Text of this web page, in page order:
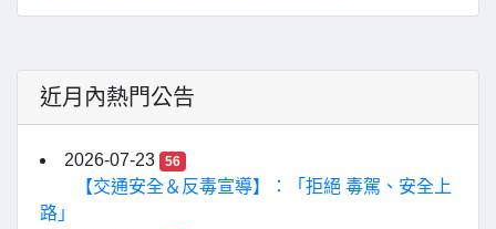
近月內熱門公告
2026-07-23 56
【交通安全＆反毒宣導】：「拒絕 毒駕、安全上
路」